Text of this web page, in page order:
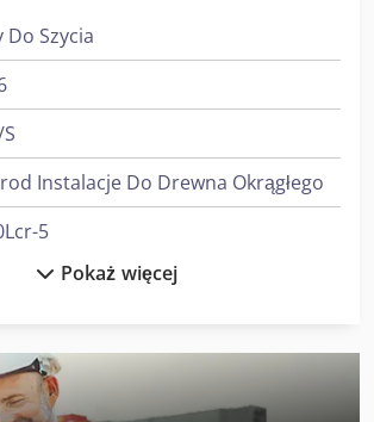
Szycia
Instalacje Do Drewna Okrągłego
5
6
Pokaż więcej